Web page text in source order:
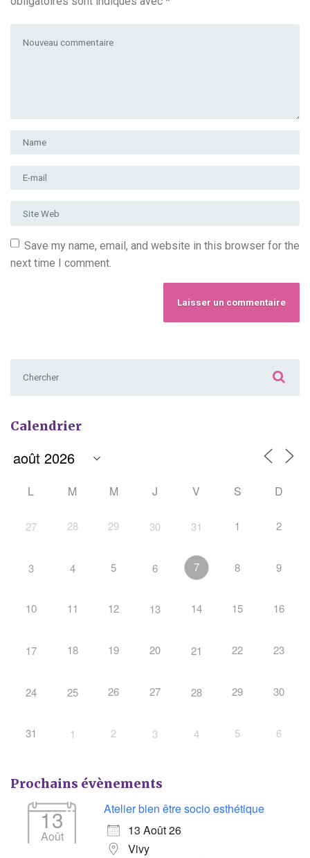
Prénom et nom
Adresse e-mail
Site Web
Save my name, email, and website in this browser for the
next time I comment.
Calendrier
L M M J V S D
27 28 29 30 31 1 2
3 4 5 6 7 8 9
10 11 12 13 14 15 16
17 18 19 20 21 22 23
24 25 26 27 28 29 30
31 1 2 3 4 5 6
Prochains évènements
13
Août
Atelier bien être socio esthétique
13 Août 26
Vivy